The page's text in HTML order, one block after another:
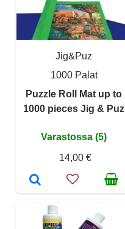
Jig&Puz
1000 Palat
Puzzle Roll Mat up to
1000 pieces Jig & Puz
Varastossa (5)
14,00 €